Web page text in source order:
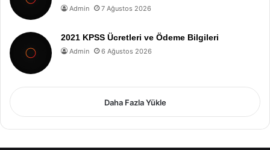
Admin 7 Ağustos 2026
2021 KPSS Ücretleri ve Ödeme Bilgileri
Admin 6 Ağustos 2026
Daha Fazla Yükle